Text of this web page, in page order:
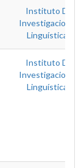
Instituto De
Investigaciones
Linguísticas
Instituto De
Investigaciones
Linguísticas